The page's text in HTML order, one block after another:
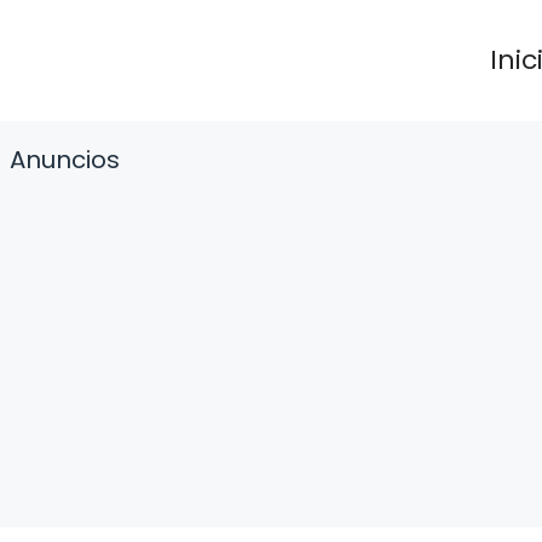
Anuncios